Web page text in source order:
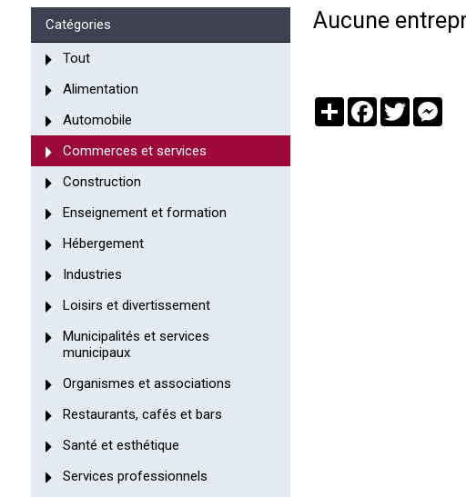
Catégories
Tout
Alimentation
Automobile
Commerces et services
Construction
Enseignement et formation
Hébergement
Industries
Loisirs et divertissement
Municipalités et services
municipaux
Organismes et associations
Restaurants, cafés et bars
Santé et esthétique
Services professionnels
Aucune
PartagerFacebook
Twitter